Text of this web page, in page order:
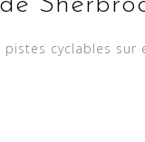
cyclables